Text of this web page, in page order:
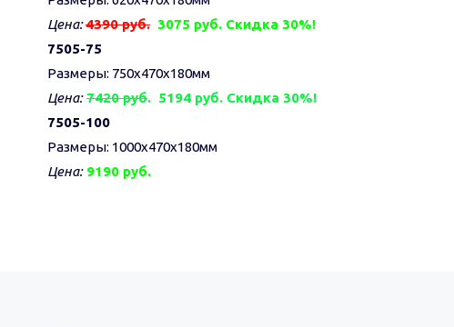
Цена:4390 руб. 3075 руб. Скидка 30%!
7505-75
Размеры: 750х470х180мм
Цена: 7420 руб. 5194 руб. Скидка 30%!
7505-100
Размеры: 1000х470х180мм
Цена:9190 руб.